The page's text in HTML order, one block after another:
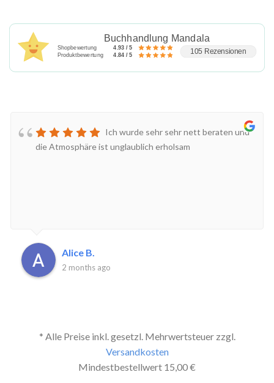
Buchhandlung Mandala
Shopbewertung
4.93 / 5
Produktbewertung
4.84 / 5 105 Rezensionen
Ich wurde sehr sehr nett beraten und
die Atmosphäre ist unglaublich erholsam
Alice B.
2 months ago
* Alle Preise inkl. gesetzl. Mehrwertsteuer zzgl.
Versandkosten
Mindestbestellwert 15,00 €